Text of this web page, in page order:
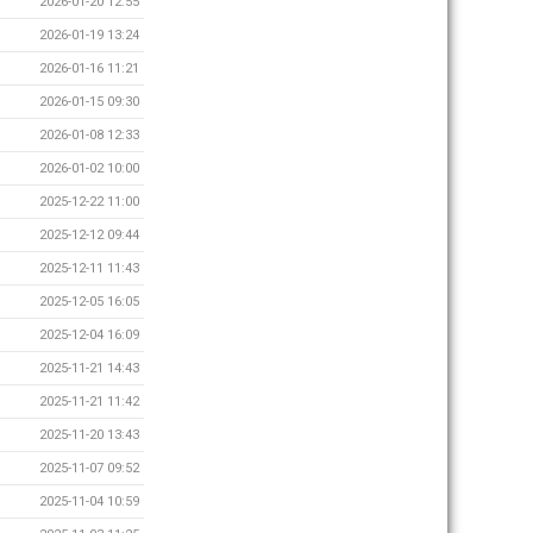
2026-01-19 13:24
2026-01-16 11:21
2026-01-15 09:30
2026-01-08 12:33
2026-01-02 10:00
2025-12-22 11:00
2025-12-12 09:44
2025-12-11 11:43
2025-12-05 16:05
2025-12-04 16:09
2025-11-21 14:43
2025-11-21 11:42
2025-11-20 13:43
2025-11-07 09:52
2025-11-04 10:59